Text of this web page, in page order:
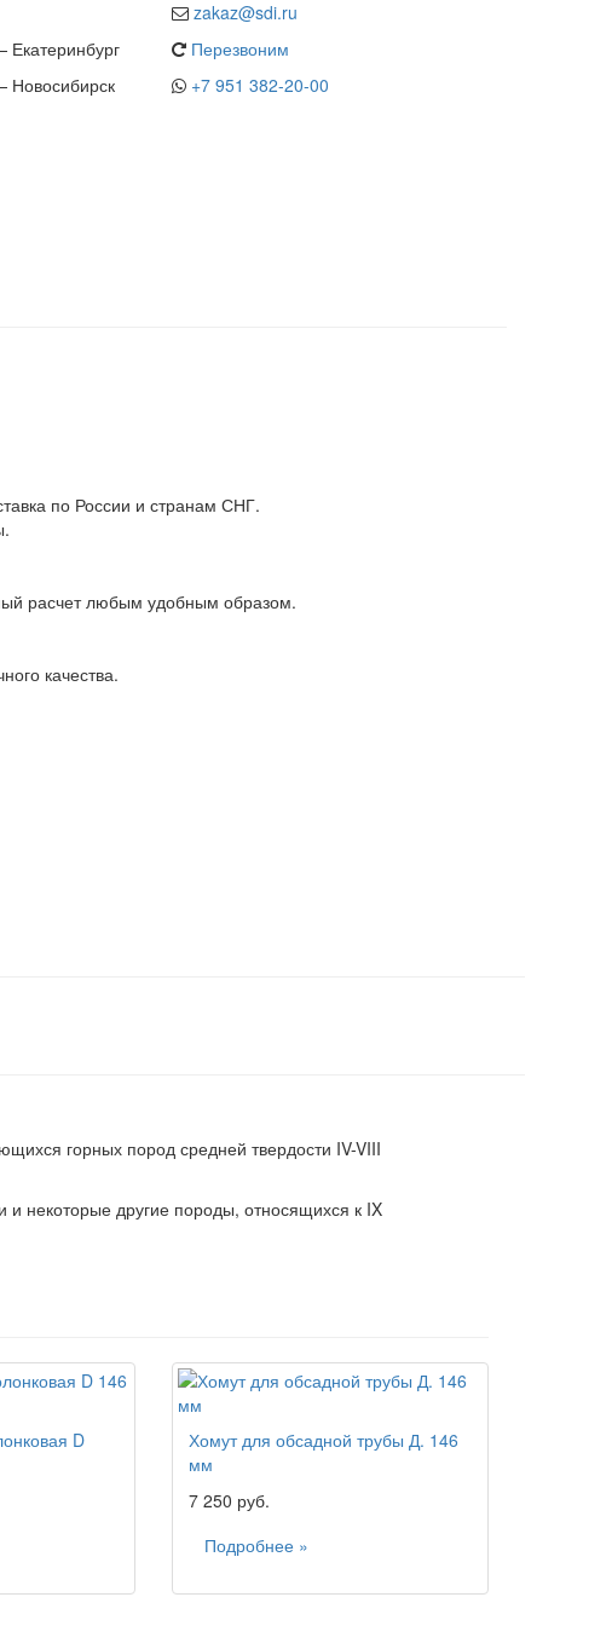
Екатеринбург
Новосибирск
zakaz@sdi.ru
Перезвоним
+7 951 382-20-00
по России и странам СНГ.
расчет любым удобным образом.
качества.
горных пород средней твердости IV-VIII
некоторые другие породы, относящихся к IX
D
Хомут для обсадной трубы Д. 146
мм
7 250 руб.
Подробнее »